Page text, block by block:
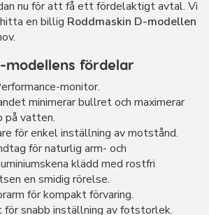
nu för att få ett fördelaktigt avtal. Vi
en billig Roddmaskin D-modellen
modellens fördelar
monitor.
minimerar bullret och maximerar
på vatten.
för enkel inställning av motstånd.
för naturlig arm- och
klädd med rostfri
en smidig rörelse.
för kompakt förvaring.
snabb inställning av fotstorlek.